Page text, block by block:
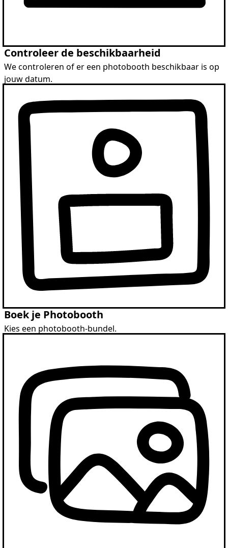
Controleer de beschikbaarheid
We controleren of er een photobooth beschikbaar is op
jouw datum.
Boek je Photobooth
Kies een photobooth-bundel.